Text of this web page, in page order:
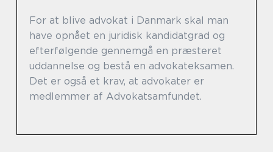
For at blive advokat i Danmark skal man
have opnået en juridisk kandidatgrad og
efterfølgende gennemgå en præsteret
uddannelse og bestå en advokateksamen.
Det er også et krav, at advokater er
medlemmer af Advokatsamfundet.